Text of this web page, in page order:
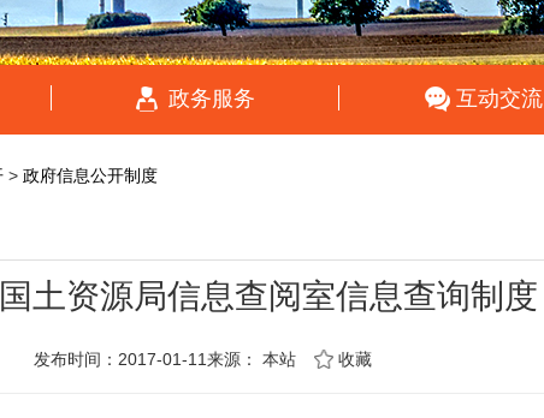
政务服务 互动交流
> 政府信息公开制度
土资源局信息查阅室信息查询制度
发布时间：2017-01-11来源： 本站 收藏